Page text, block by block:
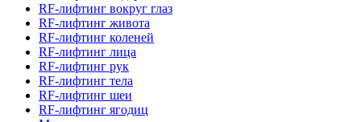
RF-лифтинг вокруг глаз
RF-лифтинг живота
RF-лифтинг коленей
RF-лифтинг лица
RF-лифтинг рук
RF-лифтинг тела
RF-лифтинг шеи
RF-лифтинг ягодиц